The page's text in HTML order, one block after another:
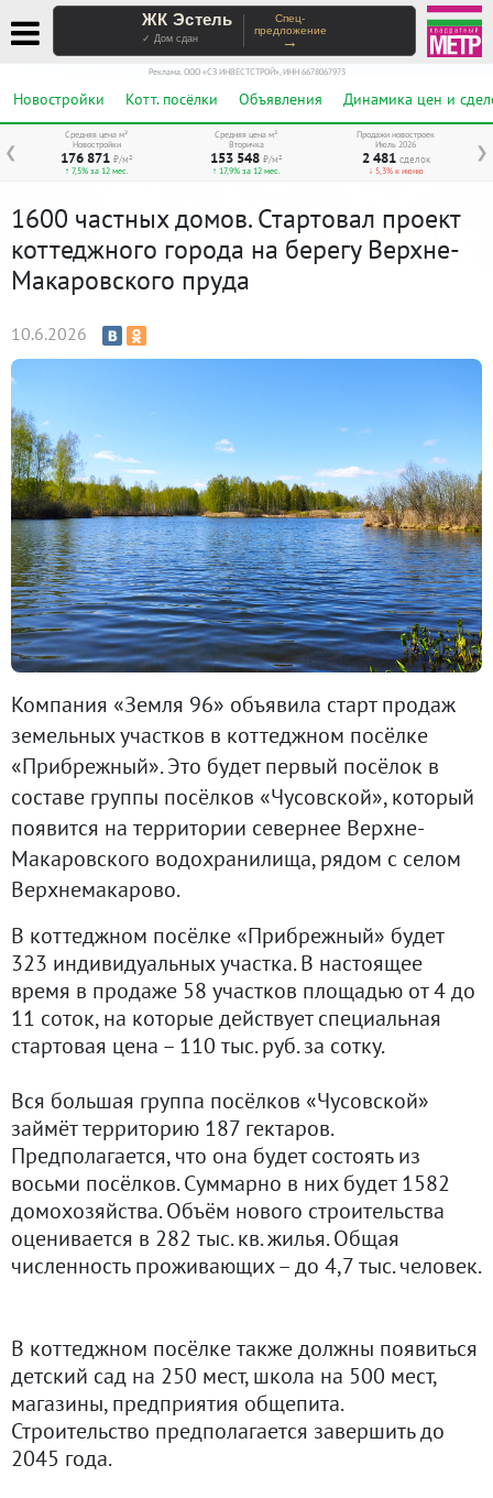
ЖК Эстель
✓ Дом сдан
Спец-
предложение
→
Реклама. ООО «СЗ ИНВЕСТСТРОЙ», ИНН 6678067973
Новостройки Котт. посёлки Объявления Динамика цен и
❮ ❯
Средняя цена м²
Новостройки
176 871 ₽/м²
↑ 7,5% за 12 мес.
Средняя цена м²
Вторичка
153 548 ₽/м²
↑ 17,9% за 12 мес.
Продажи новостроек
Июль 2026
2 481 сделок
↓ 5,3% к июню
1600 частных домов. Стартовал проект
коттеджного города на берегу Верхне-
Макаровского пруда
10.6.2026
Компания «Земля 96» объявила старт продаж
земельных участков в коттеджном посёлке
«Прибрежный». Это будет первый посёлок в
составе группы посёлков «Чусовской», который
появится на территории севернее Верхне-
Макаровского водохранилища, рядом с селом
Верхнемакарово.
В коттеджном посёлке «Прибрежный» будет
323 индивидуальных участка. В настоящее
время в продаже 58 участков площадью от 4 до
11 соток, на которые действует специальная
стартовая цена – 110 тыс. руб. за сотку.
Вся большая группа посёлков «Чусовской»
займёт территорию 187 гектаров.
Предполагается, что она будет состоять из
восьми посёлков. Суммарно в них будет 1582
домохозяйства. Объём нового строительства
оценивается в 282 тыс. кв. жилья. Общая
численность проживающих – до 4,7 тыс. человек.
В коттеджном посёлке также должны появиться
детский сад на 250 мест, школа на 500 мест,
магазины, предприятия общепита.
Строительство предполагается завершить до
2045 года.